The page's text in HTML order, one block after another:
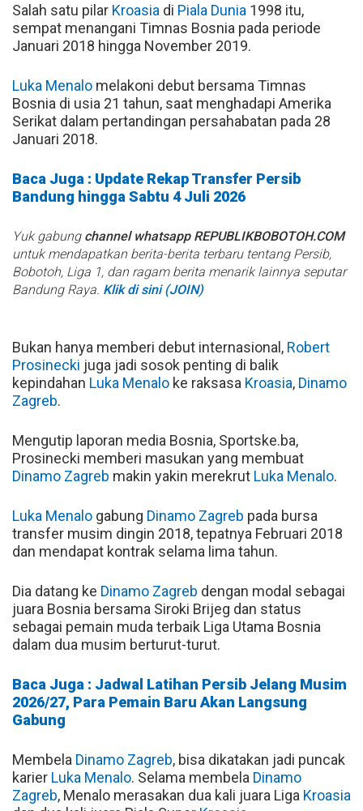
Salah satu pilar Kroasia di Piala Dunia 1998 itu,
sempat menangani Timnas Bosnia pada periode
Januari 2018 hingga November 2019.
Luka Menalo melakoni debut bersama Timnas
Bosnia di usia 21 tahun, saat menghadapi Amerika
Serikat dalam pertandingan persahabatan pada 28
Januari 2018.
Baca Juga : Update Rekap Transfer Persib
Bandung hingga Sabtu 4 Juli 2026
Yuk gabung channel whatsapp REPUBLIKBOBOTOH.COM
untuk mendapatkan berita-berita terbaru tentang Persib,
Bobotoh, Liga 1, dan ragam berita menarik lainnya seputar
Bandung Raya. Klik di sini (JOIN)
Bukan hanya memberi debut internasional, Robert
Prosinecki juga jadi sosok penting di balik
kepindahan Luka Menalo ke raksasa Kroasia, Dinamo
Zagreb.
Mengutip laporan media Bosnia, Sportske.ba,
Prosinecki memberi masukan yang membuat
Dinamo Zagreb makin yakin merekrut Luka Menalo.
Luka Menalo gabung Dinamo Zagreb pada bursa
transfer musim dingin 2018, tepatnya Februari 2018
dan mendapat kontrak selama lima tahun.
Dia datang ke Dinamo Zagreb dengan modal sebagai
juara Bosnia bersama Siroki Brijeg dan status
sebagai pemain muda terbaik Liga Utama Bosnia
dalam dua musim berturut-turut.
Baca Juga : Jadwal Latihan Persib Jelang Musim
2026/27, Para Pemain Baru Akan Langsung
Gabung
Membela Dinamo Zagreb, bisa dikatakan jadi puncak
karier Luka Menalo. Selama membela Dinamo
Zagreb, Menalo merasakan dua kali juara Liga Kroasia